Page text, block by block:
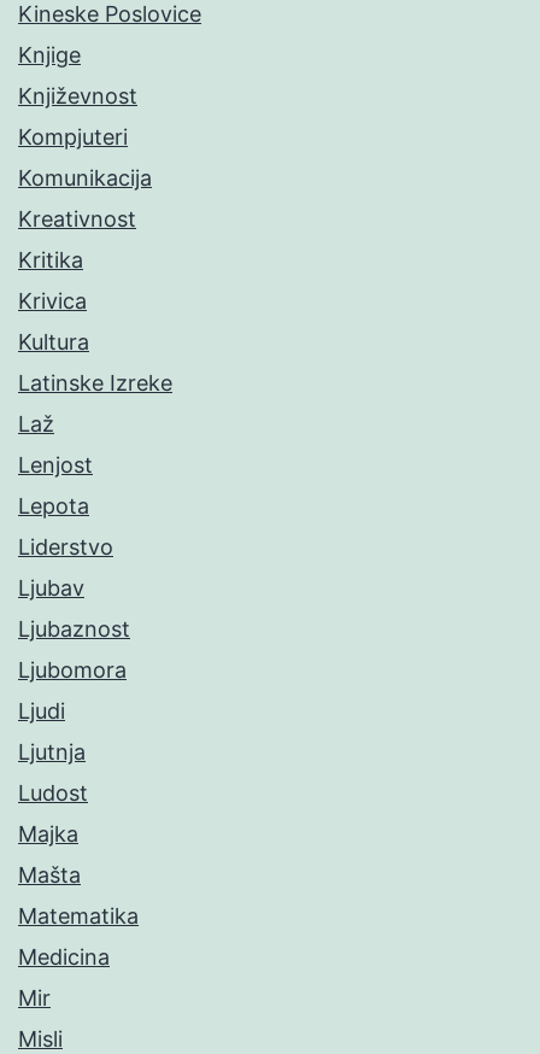
Kineske Poslovice
Knjige
Književnost
Kompjuteri
Komunikacija
Kreativnost
Kritika
Krivica
Kultura
Latinske Izreke
Laž
Lenjost
Lepota
Liderstvo
Ljubav
Ljubaznost
Ljubomora
Ljudi
Ljutnja
Ludost
Majka
Mašta
Matematika
Medicina
Mir
Misli